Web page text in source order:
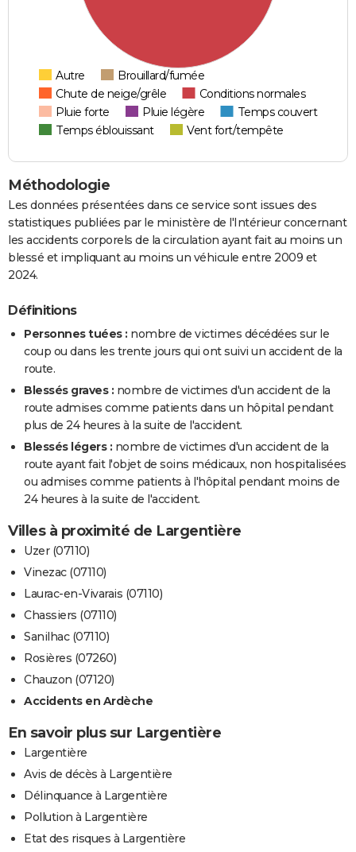
Autre
Brouillard/fumée
Chute de neige/grêle
Conditions normales
Pluie forte
Pluie légère
Temps couvert
Temps éblouissant
Vent fort/tempête
Méthodologie
Les données présentées dans ce service sont issues des
statistiques publiées par le ministère de l'Intérieur concernant
les accidents corporels de la circulation ayant fait au moins un
blessé et impliquant au moins un véhicule entre 2009 et
2024.
Définitions
Personnes tuées : nombre de victimes décédées sur le
coup ou dans les trente jours qui ont suivi un accident de la
route.
Blessés graves : nombre de victimes d'un accident de la
route admises comme patients dans un hôpital pendant
plus de 24 heures à la suite de l'accident.
Blessés légers : nombre de victimes d'un accident de la
route ayant fait l'objet de soins médicaux, non hospitalisées
ou admises comme patients à l'hôpital pendant moins de
24 heures à la suite de l'accident.
Villes à proximité de Largentière
Uzer (07110)
Vinezac (07110)
Laurac-en-Vivarais (07110)
Chassiers (07110)
Sanilhac (07110)
Rosières (07260)
Chauzon (07120)
Accidents en Ardèche
En savoir plus sur Largentière
Largentière
Avis de décès à Largentière
Délinquance à Largentière
Pollution à Largentière
Etat des risques à Largentière